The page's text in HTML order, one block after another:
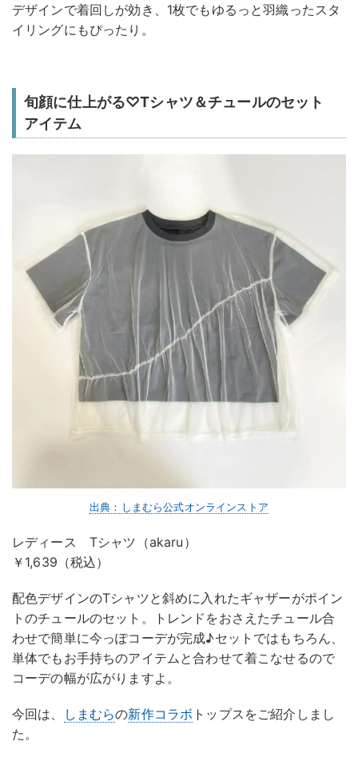
デザインで着回しが効き、1枚でもゆるっと羽織ったスタ
イリングにもぴったり。
旬顔に仕上がる♡Tシャツ＆チュールのセット
アイテム
出典：しまむら公式オンラインストア
レディース Tシャツ（akaru）
￥1,639（税込）
配色デザインのTシャツと斜めに入れたギャザーがポイン
トのチュールのセット。トレンドをおさえたチュール合
わせで簡単に今っぽコーデが完成♪セットではもちろん、
単体でもお手持ちのアイテムと合わせて着こなせるので
コーデの幅が広がりますよ。
今回は、 しまむらの新作コラボ トップスをご紹介しまし
た。